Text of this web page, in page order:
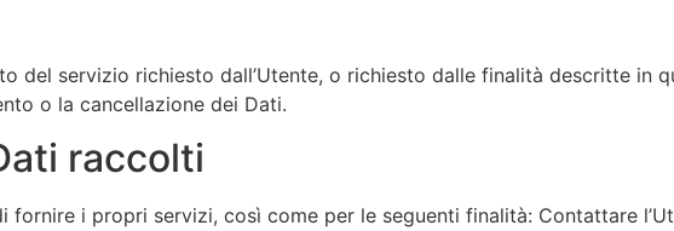
del servizio richiesto dall’Utente, o richiesto dalle finalità descritte in
o la cancellazione dei Dati.
raccolti
i propri servizi, così come per le seguenti finalità: Contattare